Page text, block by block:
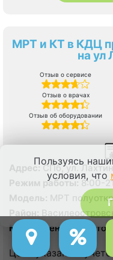
МРТ и КТ в КДЦ
на ул
Отзыв о сервисе
Отзыв о врачах
Отзыв об оборудовании
Адрес: СПб, ул.
Режим работы:8:00-
Модель: МРТ
Тесла, КТ Siemens
Район:
Приморский
Метро:
Зенит,
Чкаловская
Цена указана с
Пользуясь
условия, что